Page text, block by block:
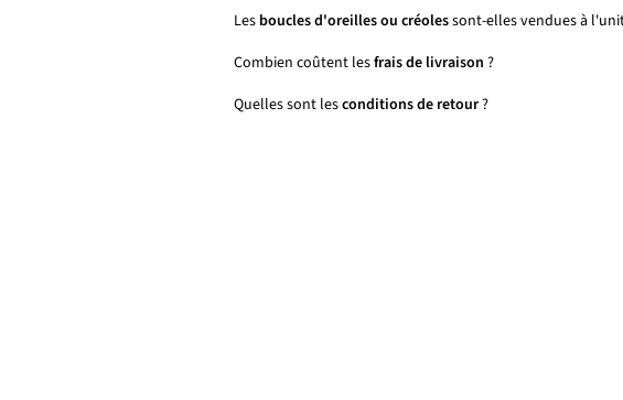
Les boucles d'oreilles ou créolessont-elles vendues à
Combien coûtent lesfrais de livraison ?
Quelles sont lesconditions de retour?